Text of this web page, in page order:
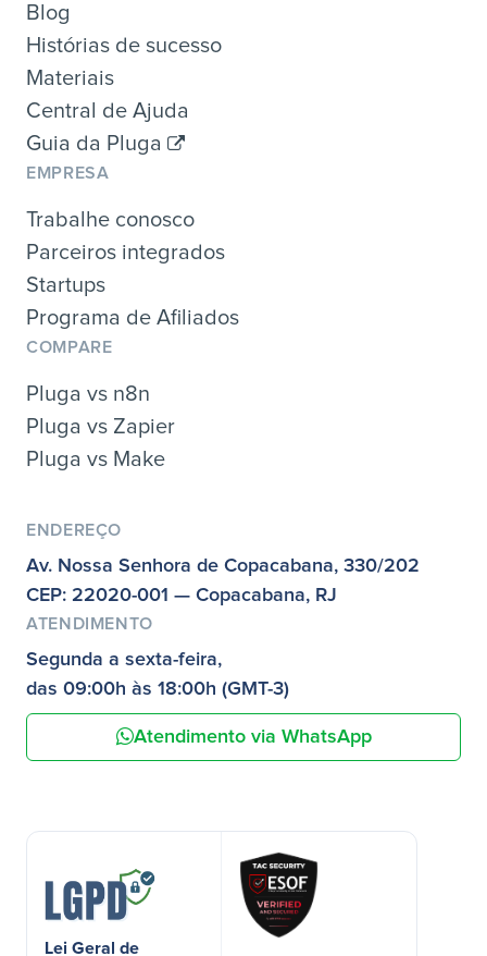
Blog
Histórias de sucesso
Materiais
Central de Ajuda
Guia da Pluga
EMPRESA
Trabalhe conosco
Parceiros integrados
Startups
Programa de Afiliados
COMPARE
Pluga vs n8n
Pluga vs Zapier
Pluga vs Make
ENDEREÇO
Av. Nossa Senhora de Copacabana, 330/202
CEP: 22020-001 — Copacabana, RJ
ATENDIMENTO
Segunda a sexta-feira,
das 09:00h às 18:00h (GMT-3)
Atendimento via WhatsApp
Lei Geral de